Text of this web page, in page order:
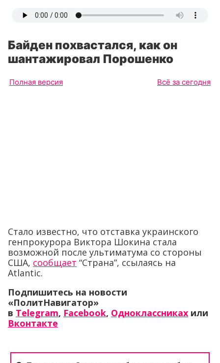
Байден похвастался, как он
шантажировал Порошенко
Полная версия Всё за сегодня
Стало известно, что отставка украинского
генпрокурора Виктора Шокина стала
возможной после ультиматума со стороны
США, сообщает “Страна”, ссылаясь на
Atlantic.
Подпишитесь на новости
«ПолитНавигатор»
в Telegram, Facebook, Одноклассниках или
Вконтакте